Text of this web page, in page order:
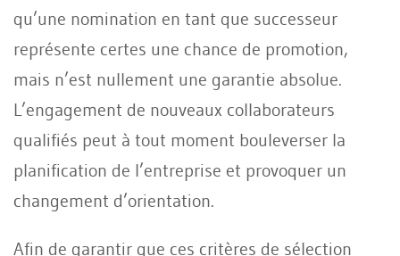
qu’une nomination en tant que successeur
représente certes une chance de promotion,
mais n’est nullement une garantie absolue.
L’engagement de nouveaux collaborateurs
qualifiés peut à tout moment bouleverser la
planification de l’entreprise et provoquer un
changement d’orientation.
Afin de garantir que ces critères de sélection